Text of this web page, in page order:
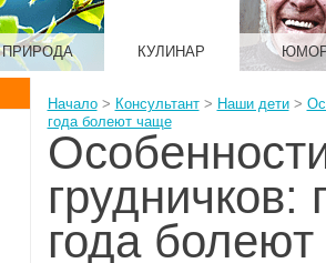
ПРИРОДА КУЛИНАР
Начало> Консультант> Наши дети>
года болеют чаще
года